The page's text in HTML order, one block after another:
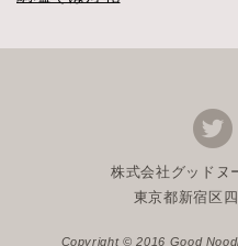
株式会社グッドヌ
東京都新宿区
Copyright © 2016 Good